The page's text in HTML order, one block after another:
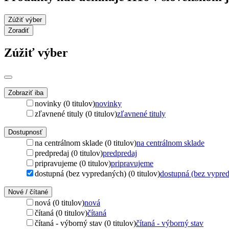
Zúžiť výber
Zoradiť
Zúžiť výber
Zobraziť iba
novinky (0 titulov)novinky
zľavnené tituly (0 titulov)zľavnené tituly
Dostupnosť
na centrálnom sklade (0 titulov)na centrálnom sklade
predpredaj (0 titulov)predpredaj
pripravujeme (0 titulov)pripravujeme
dostupná (bez vypredaných) (0 titulov)dostupná (bez
Nové / čítané
nová (0 titulov)nová
čítaná (0 titulov)čítaná
čítaná - výborný stav (0 titulov)čítaná - výborný stav